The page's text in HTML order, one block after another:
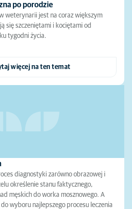
po porodzie
weterynarii jest na coraz większym
się szczeniętami i kociętami od
tygodni życia.
więcej na ten temat
diagnostyki zarówno obrazowej i
określenie stanu faktycznego,
męskich do worka mosznowego. A
wyboru najlepszego procesu leczenia